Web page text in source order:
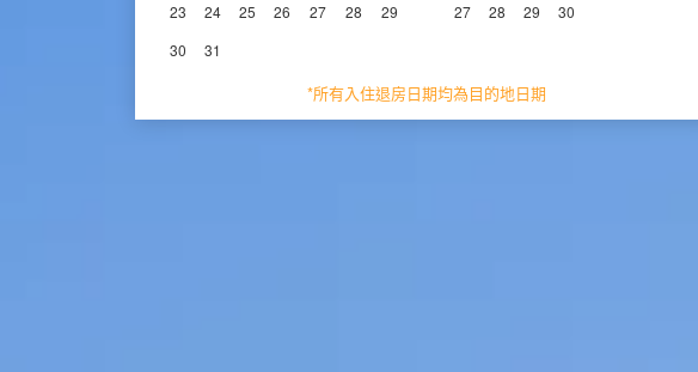
23
24 25 26 27 28
29
30
31
27
28 29 30
*所有入住退房日期均為目的地日期